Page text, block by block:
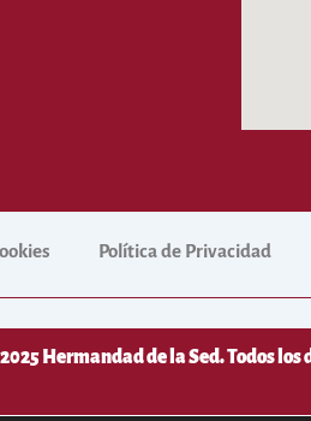
Política de Privacidad
Hermandad de la Sed. Todos los